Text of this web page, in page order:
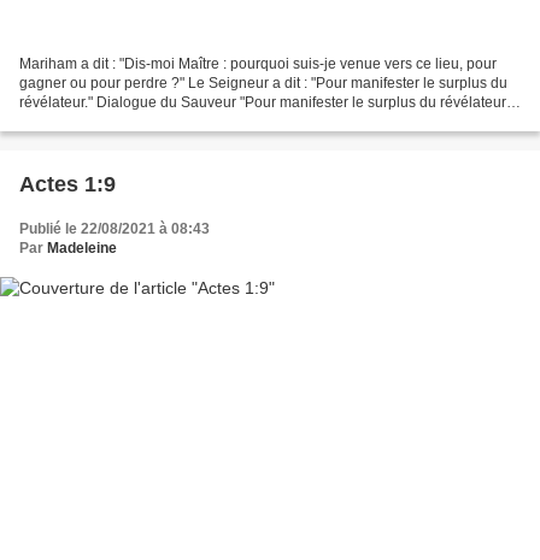
Mariham a dit : "Dis-moi Maître : pourquoi suis-je venue vers ce lieu, pour
gagner ou pour perdre ?" Le Seigneur a dit : "Pour manifester le surplus du
révélateur." Dialogue du Sauveur "Pour manifester le surplus du révélateur"
Actes 1:9
Publié le 22/08/2021 à 08:43
Par Madeleine